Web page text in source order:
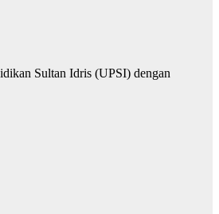
Sultan Idris (UPSI) dengan